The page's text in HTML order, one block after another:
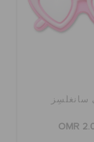
سانغلَسِز
OMR